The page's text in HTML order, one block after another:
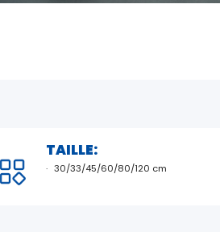
TAILLE:
30/33/45/60/80/120 cm